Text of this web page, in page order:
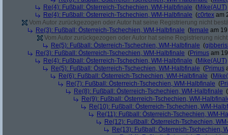
Re(4): Fußball: Österreich-Tschechien, WM-Halbfinale (Mike(AUT)
Re(4): Fußball: Österreich-Tschechien, WM-Halbfinale (c0rtex am
Vom Autor zurückgezogen oder Autor hat seine Registrierung nicht
Re(3): Fußball: Österreich-Tschechien, WM-Halbfinale (female am
Vom Autor zurückgezogen oder Autor hat seine Registrierung
Re(5): Fußball: Österreich-Tschechien, WM-Halbfinale (
Re(3): Fußball: Österreich-Tschechien, WM-Halbfinale (Primus am
Re(4): Fußball: Österreich-Tschechien, WM-Halbfinale (Mike(AUT)
Re(5): Fußball: Österreich-Tschechien, WM-Halbfinale (Primus
Re(6): Fußball: Österreich-Tschechien, WM-Halbfinale (
Re(7): Fußball: Österreich-Tschechien, WM-Halbfinale (
Re(8): Fußball: Österreich-Tschechien, WM-Halbfinale (
Re(9): Fußball: Österreich-Tschechien, WM-
Re(10): Fußball: Österreich-Tschechien, WM-
Re(11): Fußball: Österreich-Tschechien, WM-
Re(12): Fußball: Österreich-Tschechien,
Re(13): Fußball: Österreich-Tschechien,